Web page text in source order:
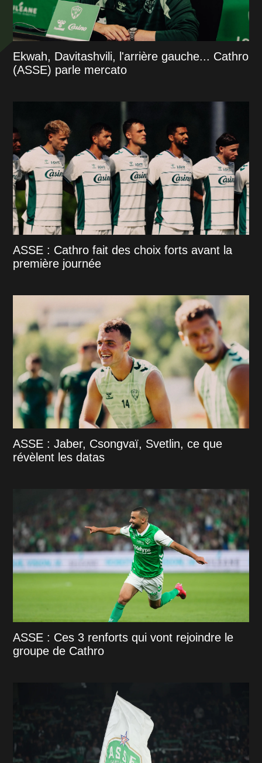
Ekwah, Davitashvili, l'arrière gauche... Cathro
(ASSE) parle mercato
ASSE : Cathro fait des choix forts avant la
première journée
ASSE : Jaber, Csongvaï, Svetlin, ce que
révèlent les datas
ASSE : Ces 3 renforts qui vont rejoindre le
groupe de Cathro